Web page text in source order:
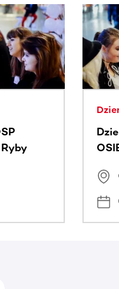
w poziomie. Użyj